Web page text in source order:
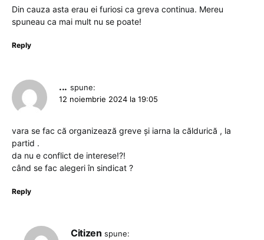
Din cauza asta erau ei furiosi ca greva continua. Mereu
spuneau ca mai mult nu se poate!
Reply
... spune:
12 noiembrie 2024 la 19:05
vara se fac că organizează greve și iarna la căldurică , la
partid .
da nu e conflict de interese!?!
când se fac alegeri în sindicat ?
Reply
Citizen spune: